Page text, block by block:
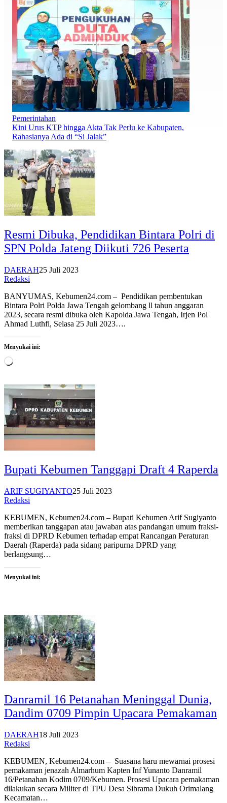
Pemerintahan
Kini Urus KTP hingga Akta Tak Perlu ke Kabupaten,
Rahasianya Ada di “Si Jalak”
Resmi Dibuka, Pendidikan Bintara Polri di
SPN Polda Jateng Diikuti 726 Peserta
DAERAH25 Juli 2023
Redaksi
BANYUMAS, Kebumen24.com – Pendidikan pembentukan
Bintara Polri Polda Jawa Tengah gelombang ll tahun anggaran
2023, secara resmi dibuka oleh Kapolda Jawa Tengah, Irjen Pol
Ahmad Luthfi, Selasa 25 Juli 2023….
Menyukai ini:
Memuat...
Bupati Kebumen Tanggapi Draft 4 Raperda
ARIF SUGIYANTO25 Juli 2023
Redaksi
KEBUMEN, Kebumen24.com – Bupati Kebumen Arif Sugiyanto
memberikan tanggapan atau jawaban atas pandangan umum fraksi-
fraksi di DPRD Kebumen terhadap empat Rancangan Peraturan
Daerah (Raperda) pada sidang paripurna DPRD yang
berlangsung…
Menyukai ini:
Danramil 16 Petanahan Meninggal Dunia,
Dandim 0709 Pimpin Upacara Pemakaman
DAERAH18 Juli 2023
Redaksi
KEBUMEN, Kebumen24.com – Suasana haru mewarnai prosesi
pemakaman jenazah Almarhum Kapten Inf Yunanto Danramil
16/Petanahan Kodim 0709/Kebumen. Prosesi Upacara pemakaman
dilakukan secara Militer di TPU Desa Sibrama Dukuh Orimalang
Kecamatan…